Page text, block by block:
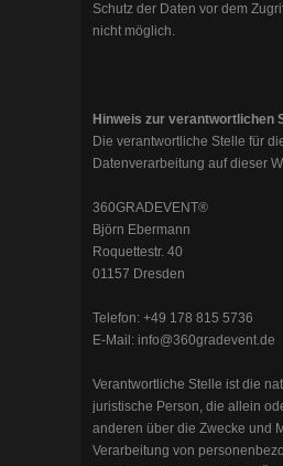
Schutz der Daten vor dem
nicht möglich.
Hinweis zur verantwortlichen
Die verantwortliche Stelle für
Datenverarbeitung auf dieser
360GRADEVENT®
Björn Ebermann
Roquettestr. 40
01157 Dresden
Telefon: +49 178 815 5736
E-Mail: info@360gradevent.de
Verantwortliche Stelle ist die
juristische Person, die allein
anderen über die Zwecke und
Verarbeitung von